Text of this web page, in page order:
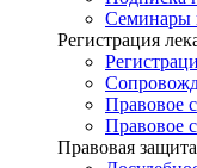
Семинары
Регистрация
Правовое
Правовое
Правовая